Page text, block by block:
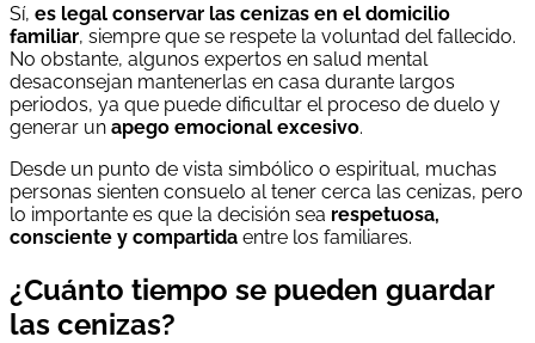
Sí, es legal conservar las cenizas en el domicilio
familiar, siempre que se respete la voluntad del fallecido.
No obstante, algunos expertos en salud mental
desaconsejan mantenerlas en casa durante largos
periodos, ya que puede dificultar el proceso de duelo y
generar un apego emocional excesivo.
Desde un punto de vista simbólico o espiritual, muchas
personas sienten consuelo al tener cerca las cenizas, pero
lo importante es que la decisión sea respetuosa,
consciente y compartida entre los familiares.
¿Cuánto tiempo se pueden guardar
las cenizas?